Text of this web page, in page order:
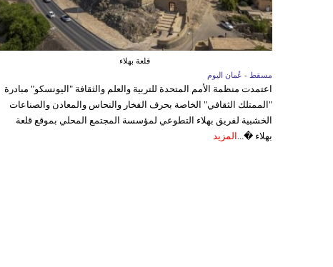
قلعة بهلاء
مسقط - عُمان اليوم
اعتمدت منظمة الأمم المتحدة للتربية والعلم والثقافة "اليونسكو" مبادرة
"الممتلك الثقافي" الخاصة بحرف الفخار والنحاس والمعادن والصناعات
الخشبية لفريق بهلاء التطوعي لمؤسسة المجتمع المحلي بموقع قلعة
بهلاء �... المزيد